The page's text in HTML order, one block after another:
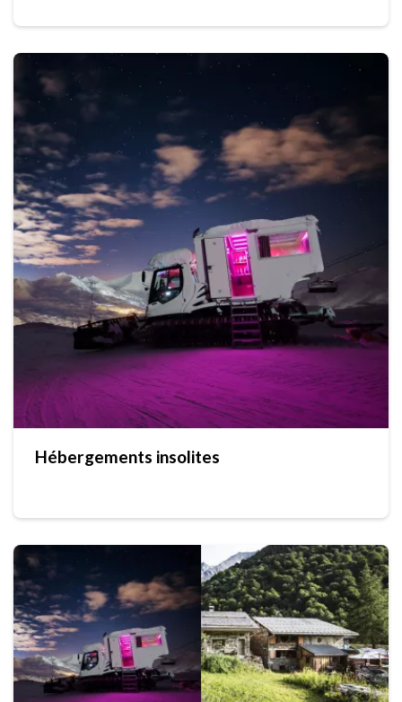
Hébergements insolites